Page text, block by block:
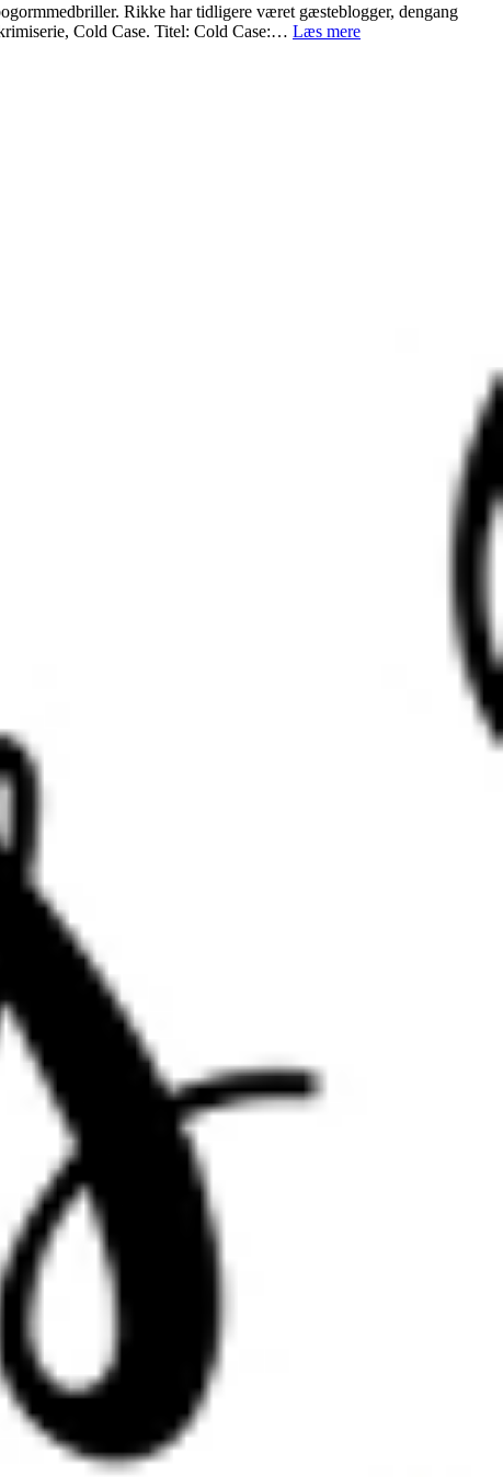
Rikke har tidligere været gæsteblogger, dengang
Cold Case. Titel: Cold Case:… Læs mereGæsteblogger